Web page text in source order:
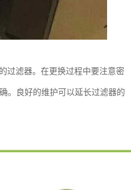
过滤器。在更换过程中要注意密
。良好的维护可以延长过滤器的